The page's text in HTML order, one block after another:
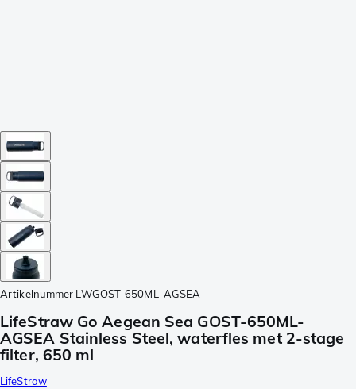
Artikelnummer LWGOST-650ML-AGSEA
LifeStraw Go Aegean Sea GOST-650ML-
AGSEA Stainless Steel, waterfles met 2-stage
filter, 650 ml
LifeStraw